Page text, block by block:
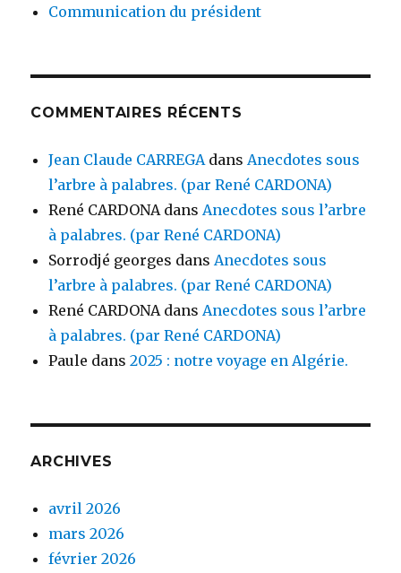
Communication du président
COMMENTAIRES RÉCENTS
Jean Claude CARREGA dans Anecdotes sous
l’arbre à palabres. (par René CARDONA)
René CARDONA dans Anecdotes sous l’arbre
à palabres. (par René CARDONA)
Sorrodjé georges dans Anecdotes sous
l’arbre à palabres. (par René CARDONA)
René CARDONA dans Anecdotes sous l’arbre
à palabres. (par René CARDONA)
Paule dans2025 : notre voyage en Algérie.
ARCHIVES
avril 2026
mars 2026
février 2026